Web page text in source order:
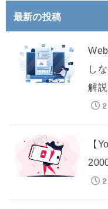
最新の投稿
し
解説
【